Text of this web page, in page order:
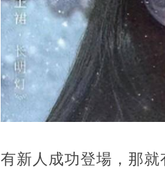
有新人成功登場，那就